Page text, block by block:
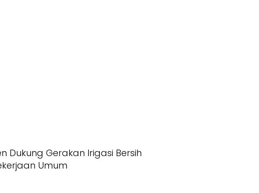
Dukung Gerakan Irigasi Bersih
Umum